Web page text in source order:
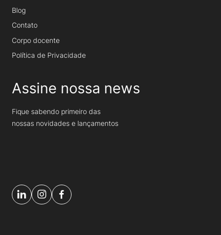
Blog
Contato
Corpo docente
Política de Privacidade
Assine nossa news
Fique sabendo primeiro das
nossas novidades e lançamentos
e-
mail